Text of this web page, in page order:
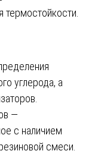
углерода, а
—
с наличием
смеси.